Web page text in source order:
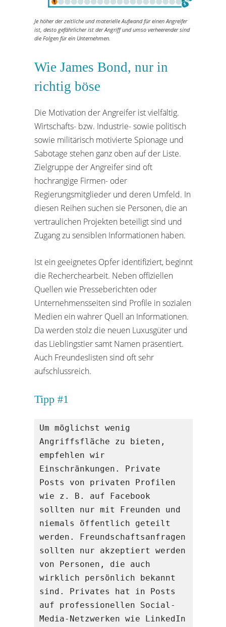
Je höher der zeitliche und materielle Aufwand für einen Angreifer
ist, desto gefährlicher ist der Angriff und umso verheerender sind
die Folgen für ein Unternehmen.
Wie James Bond, nur in
richtig böse
Die Motivation der Angreifer ist vielfältig.
Wirtschafts- bzw. Industrie- sowie politisch
sowie militärisch motivierte Spionage und
Sabotage stehen ganz oben auf der Liste.
Zielgruppe der Angreifer sind oft
hochrangige Firmen- oder
Regierungsmitglieder und deren Umfeld. In
diesen Reihen suchen sie Personen, die an
vertraulichen Projekten beteiligt sind und
Zugang zu sensiblen Informationen haben.
Ist ein geeignetes Opfer identifiziert, beginnt
die Recherchearbeit. Neben offiziellen
Quellen wie Presseberichten oder
Unternehmensseiten sind Profile in sozialen
Medien ein wahrer Quell an Informationen.
Da werden stolz die neuen Luxusgüter und
das Lieblingstier samt Namen präsentiert.
Auch Freundeslisten sind oft sehr
aufschlussreich.
Tipp #1
Um möglichst wenig
Angriffsfläche zu bieten,
empfehlen wir
Einschränkungen. Private
Posts von privaten Profilen
wie z. B. auf Facebook
sollten nur mit Freunden und
niemals öffentlich geteilt
werden. Freundschaftsanfragen
sollten nur akzeptiert werden
von Personen, die auch
wirklich persönlich bekannt
sind. Privates hat in Posts
auf professionellen Social-
Media-Netzwerken wie LinkedIn